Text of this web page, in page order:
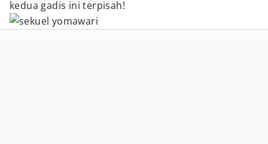
kedua gadis ini terpisah!